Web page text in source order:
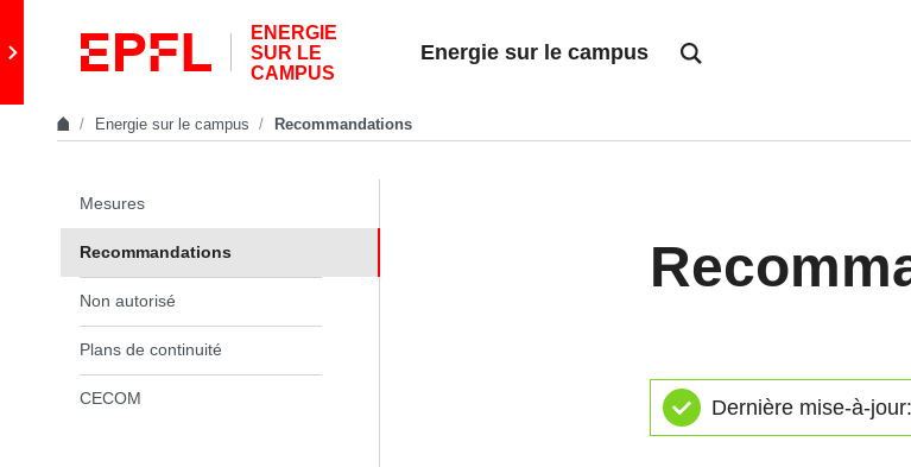
Retour au site principal
ENERGIE
SUR LE
CAMPUS
Energie sur le campus
Energie sur le campus Recomman­dations
In the same section
Mesures
Recomman­dations
Non autorisé
Plans de continuité
CECOM Dernière mise-à-